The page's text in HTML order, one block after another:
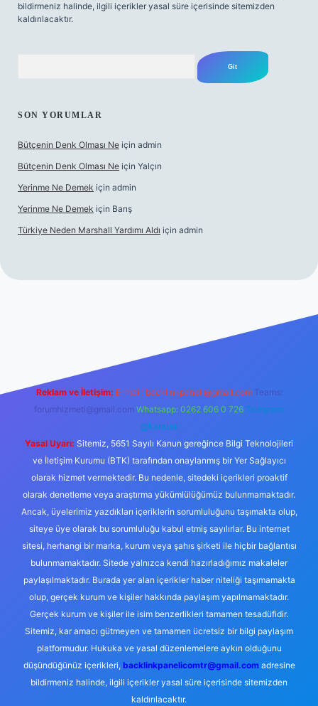
bildirmeniz halinde, ilgili içerikler yasal süre içerisinde sitemizden
kaldırılacaktır.
SON YORUMLAR
Bütçenin Denk Olması Ne için admin
Bütçenin Denk Olması Ne için Yalçın
Yerinme Ne Demek için admin
Yerinme Ne Demek için Barış
Türkiye Neden Marshall Yardımı Aldı için admin
Reklam ve İletişim: E-mail: backlinkpaneli@gmail.com Teams:
forumhizmeti@gmail.com Whatsapp: 0262 606 0 726 Telegram:
@karabul
Yasal Uyarı: Sitemiz, 5651 Sayılı Kanun gereğince Bilgi Teknolojileri
ve İletişim Kurumu (BTK) tarafından onaylanmış bir Yer Sağlayıcı
olarak hizmet vermektedir. Bu nedenle, sitedeki içerikleri proaktif
olarak denetleme veya araştırma yükümlülüğümüz bulunmamaktadır.
Ancak, üyelerimiz yazdıkları içeriklerin sorumluluğunu taşımakta olup,
siteye üye olarak bu sorumluluğu kabul etmiş sayılırlar. Bu internet
sitesi, herhangi bir marka, kurum veya şahıs şirketi ile hiçbir bağlantısı
bulunmamaktadır. Sitede yalnızca kendi hazırladığımız makaleler
paylaşılmaktadır. Burada yer alan içerikler haber niteliği taşımamakta
olup, gerçek kurum ve kişiler hakkında paylaşım yapılmamaktadır.
Gerçek kurum ve kişiler ile isim benzerlikleri tamamen tesadüfidir.
Sitemiz, kar amacı gütmeyen ve tamamen ücretsiz bir bilgi paylaşım
platformudur. Hukuka ve yasal düzenlemelere aykırı olduğunu
düşündüğünüz içerikleri, backlinkpanelicomtr@gmail.comadresine
bildirmeniz halinde, ilgili içerikler yasal süre içerisinde sitemizden
kaldırılacaktır.